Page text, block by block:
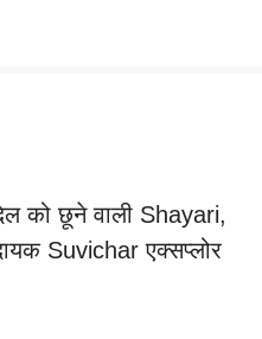
को छूने वाली Shayari,
Suvichar एक्सप्लोर